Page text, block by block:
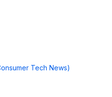
Tech News)